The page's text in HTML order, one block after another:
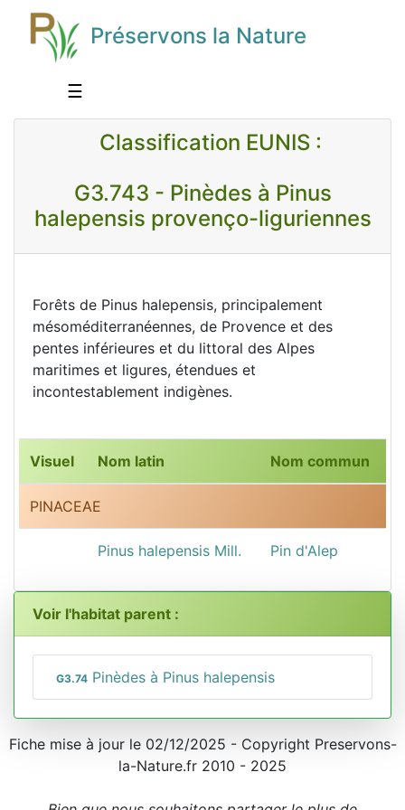
Préservons la Nature
☰
Classification EUNIS :
G3.743 - Pinèdes à Pinus
halepensis provenço-liguriennes
Forêts de Pinus halepensis, principalement
mésoméditerranéennes, de Provence et des
pentes inférieures et du littoral des Alpes
maritimes et ligures, étendues et
incontestablement indigènes.
Visuel Nom latin Nom commun
PINACEAE
Pinus halepensis Mill. Pin d'Alep
Voir l'habitat parent :
G3.74 Pinèdes à Pinus halepensis
Fiche mise à jour le 02/12/2025 - Copyright Preservons-
la-Nature.fr 2010 - 2025